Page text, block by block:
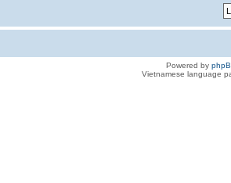
Powered by
Vietnamese language